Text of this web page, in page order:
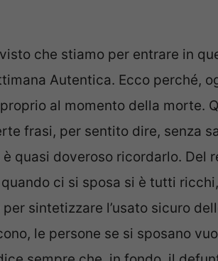
che stiamo per entrare in
Autentica. Ecco perché,
al momento della morte.
frasi, per sentito dire, senza
quasi doveroso ricordarlo. Del
ci si sposa si è tutti
sintetizzare l’usato sicuro
le persone se si sposano